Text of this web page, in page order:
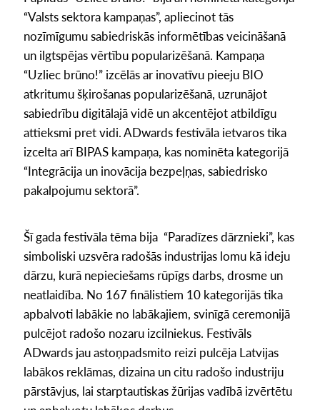
“Valsts sektora kampaņas”, apliecinot tās
nozīmīgumu sabiedriskās informētības veicināšanā
un ilgtspējas vērtību popularizēšanā. Kampaņa
“Uzliec brūno!” izcēlās ar inovatīvu pieeju BIO
atkritumu šķirošanas popularizēšanā, uzrunājot
sabiedrību digitālajā vidē un akcentējot atbildīgu
attieksmi pret vidi. ADwards festivāla ietvaros tika
izcelta arī BIPAS kampaņa, kas nominēta kategorijā
“Integrācija un inovācija bezpeļņas, sabiedrisko
pakalpojumu sektorā”.
Šī gada festivāla tēma bija “Paradīzes dārznieki”, kas
simboliski uzsvēra radošās industrijas lomu kā ideju
dārzu, kurā nepieciešams rūpīgs darbs, drosme un
neatlaidība. No 167 finālistiem 10 kategorijās tika
apbalvoti labākie no labākajiem, svinīgā ceremonijā
pulcējot radošo nozaru izcilniekus. Festivāls
ADwards jau astoņpadsmito reizi pulcēja Latvijas
labākos reklāmas, dizaina un citu radošo industriju
pārstāvjus, lai starptautiskas žūrijas vadībā izvērtētu